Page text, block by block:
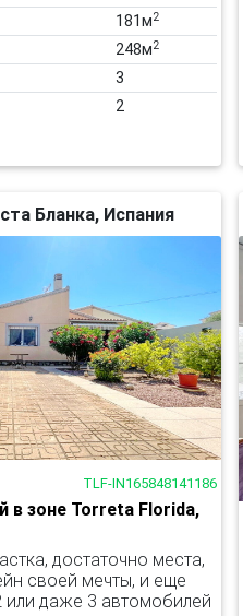
181м2
248м2
3
2
Бланка, Испания
TLF-IN165848141186
в зоне Torreta Florida,
достаточно места,
своей мечты, и еще
или даже 3 автомобилей